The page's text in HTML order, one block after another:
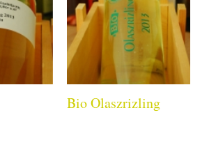
Bio Olaszrizling